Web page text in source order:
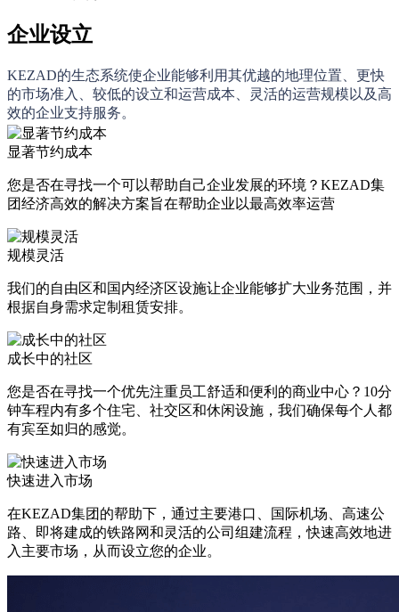
企业设立
KEZAD的生态系统使企业能够利用其优越的地理位置、更快
的市场准入、较低的设立和运营成本、灵活的运营规模以及高
效的企业支持服务。
显著节约成本
您是否在寻找一个可以帮助自己企业发展的环境？KEZAD集
团经济高效的解决方案旨在帮助企业以最高效率运营
规模灵活
我们的自由区和国内经济区设施让企业能够扩大业务范围，并
根据自身需求定制租赁安排。
成长中的社区
您是否在寻找一个优先注重员工舒适和便利的商业中心？10分
钟车程内有多个住宅、社交区和休闲设施，我们确保每个人都
有宾至如归的感觉。
快速进入市场
在KEZAD集团的帮助下，通过主要港口、国际机场、高速公
路、即将建成的铁路网和灵活的公司组建流程，快速高效地进
入主要市场，从而设立您的企业。